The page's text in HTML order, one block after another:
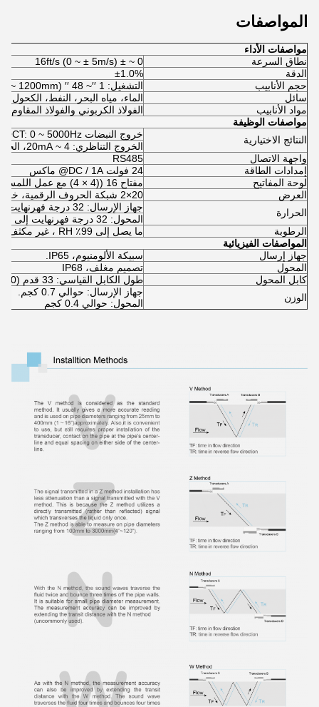
المواصفات
مواصفات الأداء
نطاق السرعة
0 ~ ± 16ft/s (0 ~ ± 5m/s)
الدقة
±1.0%
حجم الأنابيب
التشغيل: 1 ′′~ 48 ′′ (25mm~ 1200mm)
سائل
الماء، مياه البحر، النفط، الكحول...
مواد الأنابيب
الفولاذ الكربوني والفولاذ المقاوم
مواصفات الوظيفة
النتائج الاختيارية
خروج النبضات OCT: 0 ~ 5000Hz.
الخروج التناظري: 4 ~ 20mA، الحمل الأقصى 750Ω.
واجهة الاتصال
RS485
إمدادات الطاقة
24 فولت DC / 1A@ ماكس
لوحة المفاتيح
مفتاح 16 ((4 × 4) مع عمل اللمس
العرض
20×2 شبكة الحروف الرقمية، خلفية مضاءة LCD.
الحرارة
جهاز الإرسال: 32 درجة فهرنهايت إلى 140 درجة فهرنهايت (0 درجة مئوية إلى 60 درجة مئوية)
المحول: 32 درجة فهرنهايت إلى 140 درجة فهرنهايت (0 درجة مئوية إلى 60 درجة مئوية)
الرطوبة
ما يصل إلى 99٪ RH ، غير مكثف
المواصفات الفيزيائية
جهاز إرسال
سبيكة الألومنيوم، IP65.
المحول
تصميم مغلف، IP68
كابل المحول
طول الكابل القياسي: 33 قدم (10 متر).
الوزن
جهاز الإرسال: حوالي 0.7 كجم.
المحول: حوالي 0.4 كجم